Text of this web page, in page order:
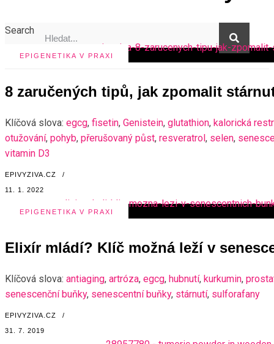
Search
EPIGENETIKA V PRAXI
8 zaručených tipů, jak zpomalit
Klíčová slova: egcg, fisetin, Genistein, glutathion, kalorická
otužování, pohyb, přerušovaný půst, resveratrol, selen,
vitamin D3
EPIVYZIVA.CZ /
11. 1. 2022
EPIGENETIKA V PRAXI
Elixír mládí? Klíč možná leží v
Klíčová slova: antiaging, artróza, egcg, hubnutí, kurkumin,
senescenční buňky, senescentní buňky, stárnutí, sulforafany
EPIVYZIVA.CZ /
31. 7. 2019